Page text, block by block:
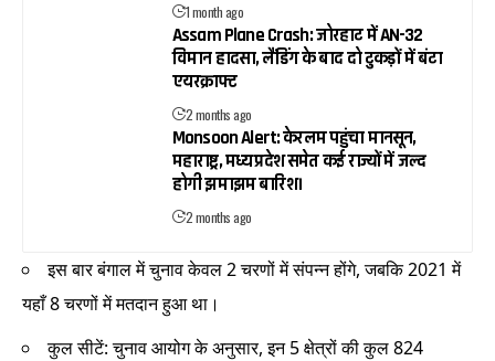
1 month ago
Assam Plane Crash: जोरहाट में AN-32
विमान हादसा, लैंडिंग के बाद दो टुकड़ों में बंटा
एयरक्राफ्ट
2 months ago
Monsoon Alert: केरलम पहुंचा मानसून,
महाराष्ट्र, मध्य प्रदेश समेत कई राज्यों में जल्द
होगी झमाझम बारिश।
2 months ago
इस बार बंगाल में चुनाव केवल 2 चरणों में संपन्न होंगे, जबकि 2021 में
यहाँ 8 चरणों में मतदान हुआ था।
कुल सीटें: चुनाव आयोग के अनुसार, इन 5 क्षेत्रों की कुल 824